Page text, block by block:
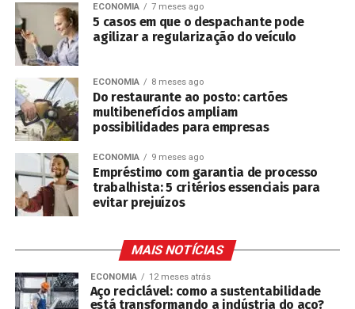
ECONOMIA 7 meses ago
5 casos em que o despachante pode
agilizar a regularização do veículo
ECONOMIA 8 meses ago
Do restaurante ao posto: cartões
multibenefícios ampliam
possibilidades para empresas
ECONOMIA 9 meses ago
Empréstimo com garantia de processo
trabalhista: 5 critérios essenciais para
evitar prejuízos
MAIS NOTÍCIAS
ECONOMIA 12 meses atrás
Aço reciclável: como a sustentabilidade
está transformando a indústria do aço?